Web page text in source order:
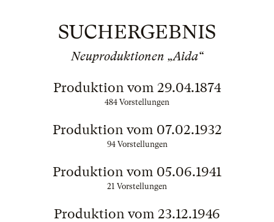
SUCHERGEBNIS
Neuproduktionen „Aida“
Produktion vom 29.04.1874
484 Vorstellungen
Produktion vom 07.02.1932
94 Vorstellungen
Produktion vom 05.06.1941
21 Vorstellungen
Produktion vom 23.12.1946